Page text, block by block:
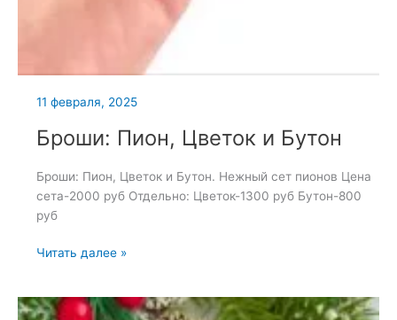
11 февраля, 2025
Броши: Пион, Цветок и Бутон
Броши: Пион, Цветок и Бутон. Нежный сет пионов Цена
сета-2000 руб Отдельно: Цветок-1300 руб Бутон-800
руб
Броши:
и
Читать далее »